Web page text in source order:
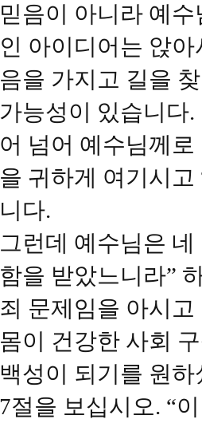
믿음이 아니라 예
인 아이디어는 앉
음을 가지고 길을
가능성이 있습니다
어 넘어 예수님께
을 귀하게 여기시고
니다.
그런데 예수님은
함을 받았느니라”
죄 문제임을 아시
몸이 건강한 사회
백성이 되기를 원
7절을 보십시오. “